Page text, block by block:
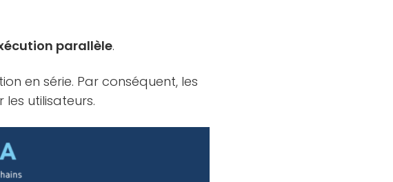
parallèle.
en série. Par conséquent, les
les utilisateurs.